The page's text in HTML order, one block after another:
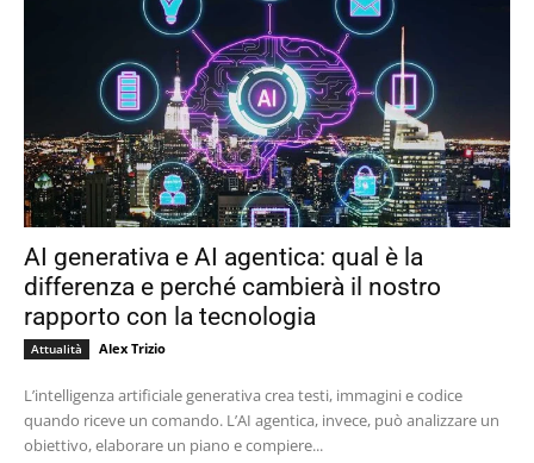
AI generativa e AI agentica: qual è la
differenza e perché cambierà il nostro
rapporto con la tecnologia
Attualità Alex Trizio
L’intelligenza artificiale generativa crea testi, immagini e codice
quando riceve un comando. L’AI agentica, invece, può analizzare un
obiettivo, elaborare un piano e compiere...